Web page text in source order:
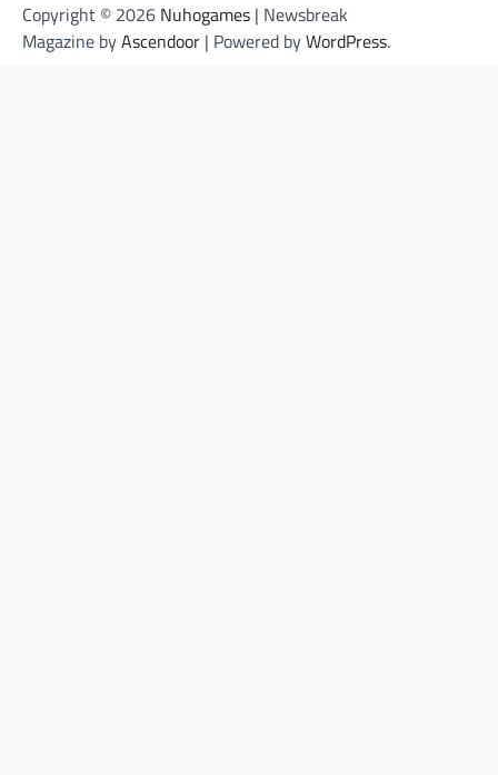
Copyright © 2026 Nuhogames | Newsbreak
Magazine byAscendoor | Powered byWordPress.